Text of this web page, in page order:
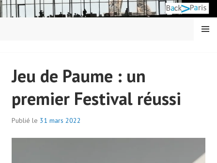
Aller
au
MENU
Jeu de Paume : un
premier Festival réussi
Publié le 31 mars 2022